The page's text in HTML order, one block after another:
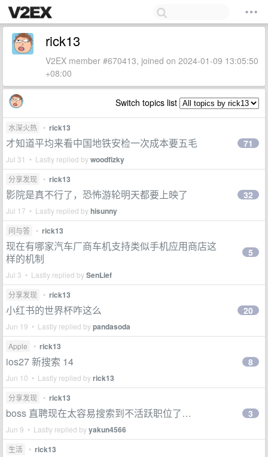
rick13
V2EX member #670413, joined on 2024-01-09 13:05:50
+08:00
Switch topics list
水深火热 • rick13
才知道平均来看中国地铁安检一次成本要五毛
Jul 31 • Lastly replied bywoodfizky
71
分享发现 • rick13
影院是真不行了，恐怖游轮明天都要上映了
Jul 17 • Lastly replied byhisunny
32
问与答 • rick13
现在有哪家汽车厂商车机支持类似手机应用商店这
样的机制
Jul 3 • Lastly replied bySenLief
5
分享发现 • rick13
小红书的世界杯咋这么
Jun 19 • Lastly replied bypandasoda
20
Apple • rick13
ios27 新搜索 14
Jun 10 • Lastly replied byrick13
8
分享发现 • rick13
boss 直聘现在太容易搜索到不活跃职位了…
Jun 9 • Lastly replied byyakun4566
3
生活 • rick13